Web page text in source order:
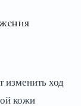
изменить ход
кожи